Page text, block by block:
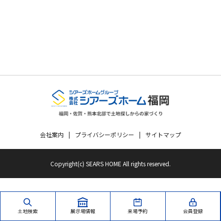
会社案内 プライバシーポリシー サイトマップ
Copyright(c) SEARS HOME All rights reserved.
土地検索 展示場情報 来場予約 会員登録